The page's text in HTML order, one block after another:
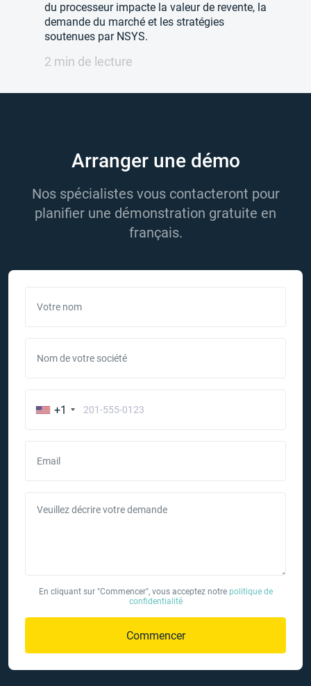
du processeur impacte la valeur de revente, la
demande du marché et les stratégies
soutenues par NSYS.
2 min de lecture
Arranger une démo
Nos spécialistes vous contacteront pour
planifier une démonstration gratuite en
français.
Votre nom
Nom de votre société
+1
Email
Veuillez décrire votre demande
En cliquant sur "Commencer", vous acceptez notre politique de
confidentialité
Commencer